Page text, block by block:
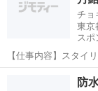
チョ
東京
スポ
【仕事内容】スタイ
券売機完備 ・従事す
更の範囲:変更なし防